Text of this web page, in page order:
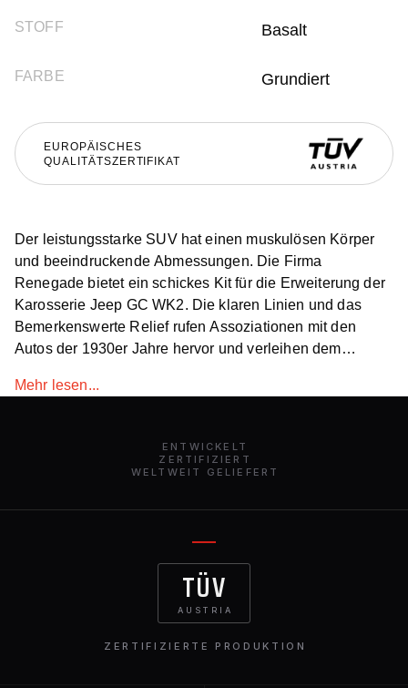
STOFF Basalt
FARBE Grundiert
EUROPÄISCHES
QUALITÄTSZERTIFIKAT
Der leistungsstarke SUV hat einen muskulösen Körper
und beeindruckende Abmessungen. Die Firma
Renegade bietet ein schickes Kit für die Erweiterung der
Karosserie Jeep GC WK2. Die klaren Linien und das
Bemerkenswerte Relief rufen Assoziationen mit den
Autos der 1930er Jahre hervor und verleihen dem
erhöhen die Futter den Abtrieb des Autos und verbessern
haben keine Angst vor Wasser,
Temperaturschwankungen. Die Montage erfolgt auf
Mehr lesen...
ENTWICKELT
ZERTIFIZIERT
WELTWEIT GELIEFERT
TÜV
AUSTRIA
ZERTIFIZIERTE PRODUKTION